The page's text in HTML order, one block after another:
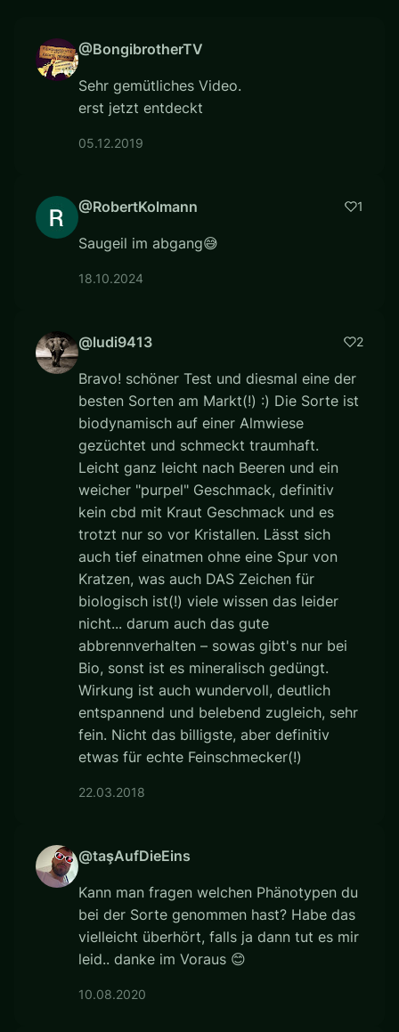
@BongibrotherTV
Sehr gemütliches Video.
erst jetzt entdeckt
05.12.2019
@RobertKolmann 1
Saugeil im abgang😅
18.10.2024
@ludi9413 2
Bravo! schöner Test und diesmal eine der
besten Sorten am Markt(!) :) Die Sorte ist
biodynamisch auf einer Almwiese
gezüchtet und schmeckt traumhaft.
Leicht ganz leicht nach Beeren und ein
weicher "purpel" Geschmack, definitiv
kein cbd mit Kraut Geschmack und es
trotzt nur so vor Kristallen. Lässt sich
auch tief einatmen ohne eine Spur von
Kratzen, was auch DAS Zeichen für
biologisch ist(!) viele wissen das leider
nicht... darum auch das gute
abbrennverhalten – sowas gibt's nur bei
Bio, sonst ist es mineralisch gedüngt.
Wirkung ist auch wundervoll, deutlich
entspannend und belebend zugleich, sehr
fein. Nicht das billigste, aber definitiv
etwas für echte Feinschmecker(!)
22.03.2018
@taşAufDieEins
Kann man fragen welchen Phänotypen du
bei der Sorte genommen hast? Habe das
vielleicht überhört, falls ja dann tut es mir
leid.. danke im Voraus 😊
10.08.2020